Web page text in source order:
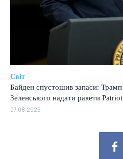
Світ
Байден спустошив запаси: Трамп
Зеленського надати ракети
07.08.2026